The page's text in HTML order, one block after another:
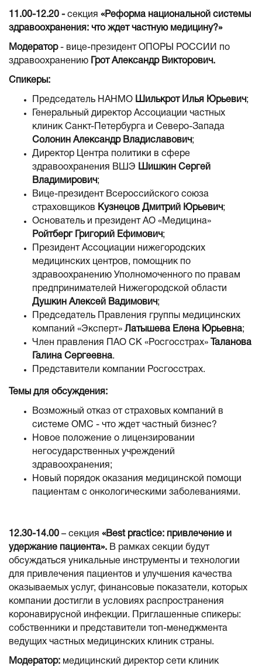
11.00-12.20 - секция «Реформа национальной системы
здравоохранения: что ждет частную медицину?»
Модератор - вице-президент ОПОРЫ РОССИИ по
здравоохранению
Грот Александр Викторович.
Спикеры:
Председатель НАНМО Шилькрот Илья Юрьевич;
Генеральный директор Ассоциации частных
клиник Санкт-Петербурга и Северо-Запада
Солонин Александр Владиславович;
Директор Центра политики в сфере
здравоохранения ВШЭ Шишкин Сергей
Владимирович;
Вице-президент Всероссийского союза
страховщиков Кузнецов Дмитрий Юрьевич;
Основатель и президент АО «Медицина»
Ройтберг Григорий Ефимович;
Президент Ассоциации нижегородских
медицинских центров, помощник по
здравоохранению Уполномоченного по правам
предпринимателей Нижегородской области
Душкин Алексей Вадимович;
Председатель Правления группы медицинских
компаний «Эксперт» Латышева Елена Юрьевна;
Член правления ПАО СК «Росгосстрах»
Таланова
Галина Сергеевна.
Представители компании Росгосстрах.
Темы для обсуждения:
Возможный отказ от страховых компаний в
системе ОМС - что ждет частный бизнес?
Новое положение о лицензировании
негосударственных учреждений
здравоохранения;
Новый порядок оказания медицинской помощи
пациентам с онкологическими заболеваниями.
12.30-14.00 – секция «Best practice: привлечение и
удержание пациента». В рамках секции будут
обсуждаться уникальные инструменты и технологии
для привлечения пациентов и улучшения качества
оказываемых услуг, финансовые показатели, которых
компании достигли в условиях распространения
коронавирусной инфекции. Приглашенные спикеры:
собственники и представители топ-менеджмента
ведущих частных медицинских клиник страны.
Модератор: медицинский директор сети клиник